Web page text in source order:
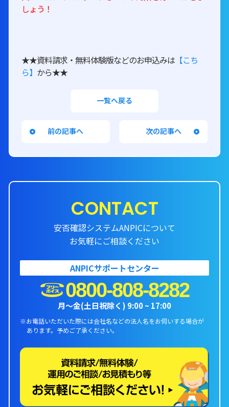
しょう！
★★資料請求・無料体験版などのお申込みは 【こち
ら】 から★★
一覧へ戻る
前の記事へ 次の記事へ
CONTACT
安否確認システムANPICについて
お気軽にご相談ください
ANPICサポートセンター
0800-808-8282
月〜金(土日祝除く) 9:00 ~ 17:00
※お電話いただいた際には会社名などの法人名をお伺いする場合が
あります。 予めご了承ください。